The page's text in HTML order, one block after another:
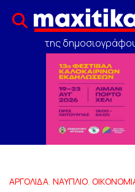
της
ΑΡΓΟΛΙΔΑ, ΝΑΥΠΛΙΟ,